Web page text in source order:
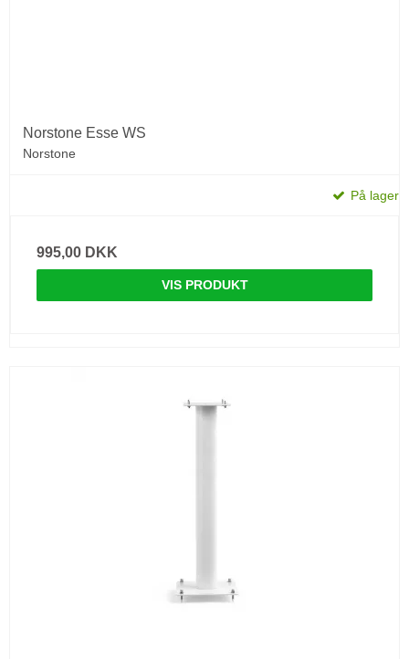
Norstone Esse WS
Norstone
På lager
995,00 DKK
VIS PRODUKT